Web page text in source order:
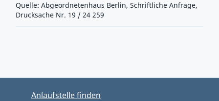
Quelle: Abgeordnetenhaus Berlin, Schriftliche Anfrage,
Drucksache Nr. 19 / 24 259
Anlaufstelle finden